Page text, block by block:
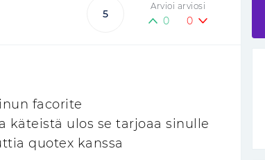
5
Arvioi arviosi
0 0
facorite
ulos se tarjoaa sinulle
quotex kanssa